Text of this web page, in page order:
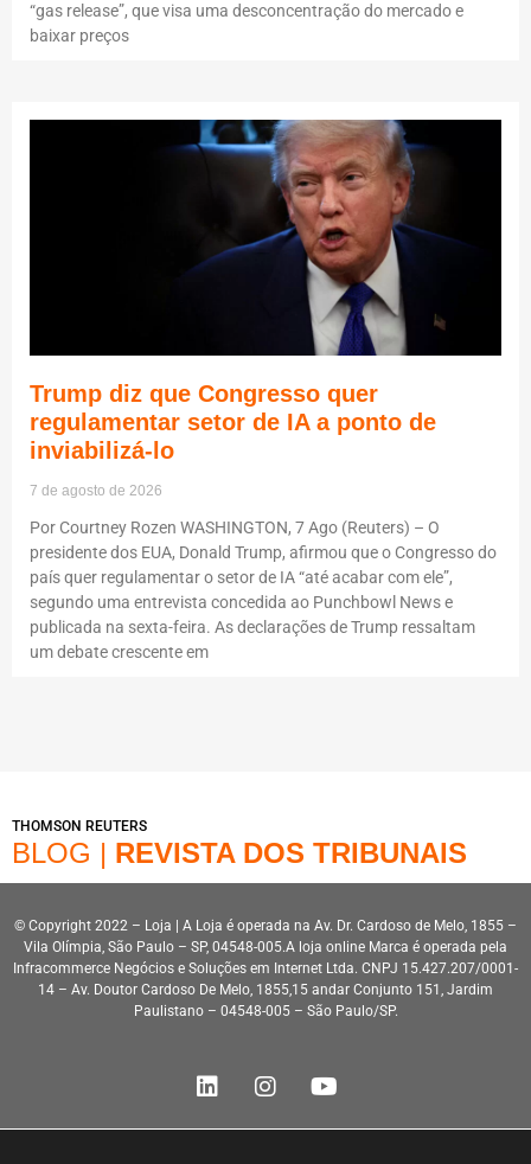
“gas release”, que visa uma desconcentração do mercado e
baixar preços
Trump diz que Congresso quer
regulamentar setor de IA a ponto de
inviabilizá-lo
7 de agosto de 2026
Por Courtney Rozen WASHINGTON, 7 Ago (Reuters) – O
presidente dos EUA, Donald Trump, afirmou que o Congresso do
país quer regulamentar o setor de IA “até acabar com ele”,
segundo uma entrevista concedida ao Punchbowl News e
publicada na sexta-feira. As declarações de Trump ressaltam
um debate crescente em
THOMSON REUTERS
BLOG | REVISTA DOS TRIBUNAIS
© Copyright 2022 – Loja | A Loja é operada na Av. Dr. Cardoso de Melo, 1855 –
Vila Olímpia, São Paulo – SP, 04548-005.A loja online Marca é operada pela
Infracommerce Negócios e Soluções em Internet Ltda. CNPJ 15.427.207/0001-
14 – Av. Doutor Cardoso De Melo, 1855,15 andar Conjunto 151, Jardim
Paulistano – 04548-005 – São Paulo/SP.